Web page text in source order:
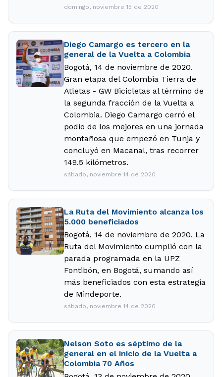
domingo, noviembre 15 de 2020
Diego Camargo es tercero en la
general de la Vuelta a Colombia
Bogotá, 14 de noviembre de 2020.
Gran etapa del Colombia Tierra de
Atletas - GW Bicicletas al término de
la segunda fracción de la Vuelta a
Colombia. Diego Camargo cerró el
podio de los mejores en una jornada
montañosa que empezó en Tunja y
concluyó en Macanal, tras recorrer
149.5 kilómetros.
sábado, noviembre 14 de 2020
La Ruta del Movimiento alcanza los
5.000 beneficiados
Bogotá, 14 de noviembre de 2020. La
Ruta del Movimiento cumplió con la
parada programada en la UPZ
Fontibón, en Bogotá, sumando así
más beneficiados con esta estrategia
de Mindeporte.
sábado, noviembre 14 de 2020
Nelson Soto es séptimo de la
general en el inicio de la Vuelta a
Colombia 70 Años